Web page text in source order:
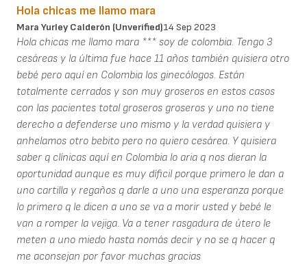
Hola chicas me llamo mara
Mara Yurley Calderón (unverified)14 Sep 2023
Hola chicas me llamo mara *** soy de colombia. Tengo 3
cesáreas y la última fue hace 11 años también quisiera otro
bebé pero aquí en Colombia los ginecólogos. Están
totalmente cerrados y son muy groseros en estos casos
con las pacientes total groseros groseros y uno no tiene
derecho a defenderse uno mismo y la verdad quisiera y
anhelamos otro bebito pero no quiero cesárea. Y quisiera
saber q clínicas aquí en Colombia lo aria q nos dieran la
oportunidad aunque es muy díficil porque primero le dan a
uno cartilla y regaños q darle a uno una esperanza porque
lo primero q le dicen a uno se va a morir usted y bebé le
van a romper la vejiga. Va a tener rasgadura de útero le
meten a uno miedo hasta nomás decir y no se q hacer q
me aconsejan por favor muchas gracias